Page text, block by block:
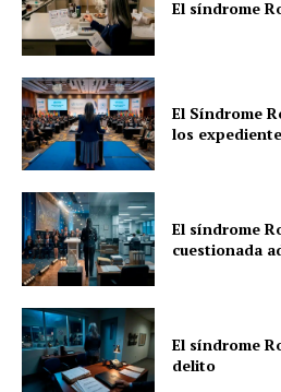
El síndrome
El Síndrome
los
El síndrome
cuestionada
El síndrome
delito